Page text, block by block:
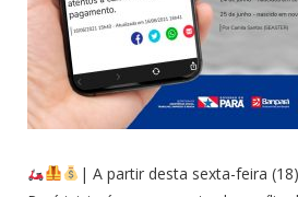
| A partir desta sexta-feira